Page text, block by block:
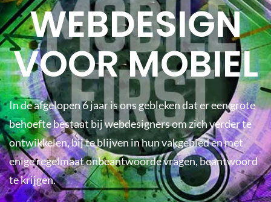
WEBDESIGN
VOOR MOBIEL
In de afgelopen 6 jaar is ons gebleken dat er een grote
behoefte bestaat bij webdesigners om zich verder te
ontwikkelen, bij te blijven in hun vakgebied en met
enige regelmaat onbeantwoorde vragen, beantwoord
te krijgen.